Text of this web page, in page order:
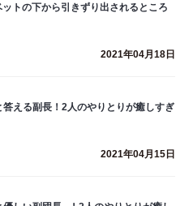
トの下から引きずり出されるところ
2021年04月18日
える副長！2人のやりとりが癒しすぎ
2021年04月15日